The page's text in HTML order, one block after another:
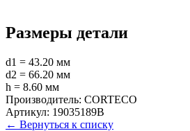
Размеры детали
d1 = 43.20 мм
d2 = 66.20 мм
h = 8.60 мм
Производитель: CORTECO
Артикул: 19035189B
← Вернуться к списку